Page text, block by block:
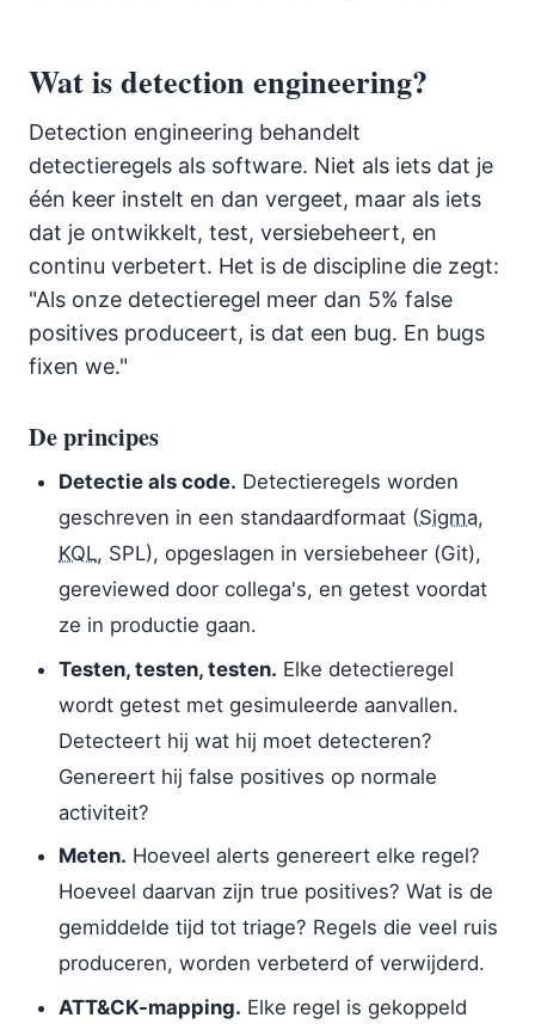
Wat is detection engineering?
Detection engineering behandelt
detectieregels als software. Niet als iets dat je
één keer instelt en dan vergeet, maar als iets
dat je ontwikkelt, test, versiebeheert, en
continu verbetert. Het is de discipline die zegt:
"Als onze detectieregel meer dan 5% false
positives produceert, is dat een bug. En bugs
fixen we."
De principes
Detectie als code. Detectieregels worden
geschreven in een standaardformaat (Sigma,
KQL, SPL), opgeslagen in versiebeheer (Git),
gereviewed door collega's, en getest voordat
ze in productie gaan.
Testen, testen, testen. Elke detectieregel
wordt getest met gesimuleerde aanvallen.
Detecteert hij wat hij moet detecteren?
Genereert hij false positives op normale
activiteit?
Meten. Hoeveel alerts genereert elke regel?
Hoeveel daarvan zijn true positives? Wat is de
gemiddelde tijd tot triage? Regels die veel ruis
produceren, worden verbeterd of verwijderd.
ATT&CK-mapping. Elke regel is gekoppeld